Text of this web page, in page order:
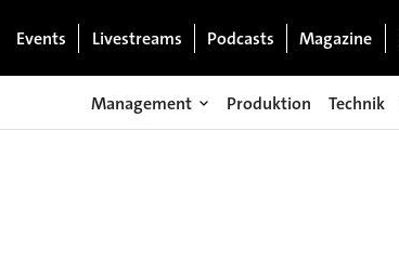
Events Livestreams Podcasts Magazine
Management Produktion Technik